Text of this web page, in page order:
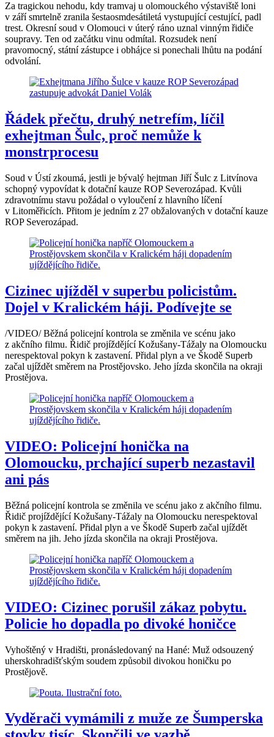
Za tragickou nehodu, kdy tramvaj u olomouckého výstaviště loni
v září smrtelně zranila šestaosmdesátiletá vystupující cestující, padl
trest. Okresní soud v Olomouci v úterý ráno uznal vinným řidiče
soupravy. Ten od začátku vinu odmítal. Rozsudek není
pravomocný, státní zástupce i obhájce si ponechali lhůtu na podání
odvolání.
Řádek přečtu, druhý netrefím, líčil
exhejtman Šulc, proč nemůže k
monstrprocesu
Soud v Ústí zkoumá, jestli je bývalý hejtman Jiří Šulc z Litvínova
schopný vypovídat k dotační kauze ROP Severozápad. Kvůli
zdravotnímu stavu požádal o vyloučení z hlavního líčení
v Litoměřicích. Přitom je jedním z 27 obžalovaných v dotační kauze
ROP Severozápad.
Cizinec ujížděl v superbu policistům.
Dojel v Kralickém háji. Podívejte se
/VIDEO/ Běžná policejní kontrola se změnila ve scénu jako
z akčního filmu. Řidič projíždějící Kožušany-Tážaly na Olomoucku
nerespektoval pokyn k zastavení. Přidal plyn a ve Škodě Superb
začal ujíždět směrem na Prostějovsko. Jeho jízda skončila na okraji
Prostějova.
VIDEO: Policejní honička na
Olomoucku, prchající superb nezastavil
ani pás
Běžná policejní kontrola se změnila ve scénu jako z akčního filmu.
Řidič projíždějící Kožušany-Tážaly na Olomoucku nerespektoval
pokyn k zastavení. Přidal plyn a ve Škodě Superb začal ujíždět
směrem na jih. Jeho jízda skončila na okraji Prostějova.
VIDEO: Cizinec porušil zákaz pobytu.
Policie ho dopadla po divoké honičce
Vyhoštěný v Hradišti, pronásledovaný na Hané: Muž odsouzený
uherskohradišťským soudem způsobil divokou honičku po
Prostějově.
Vyděrači vymámili z muže ze Šumperska